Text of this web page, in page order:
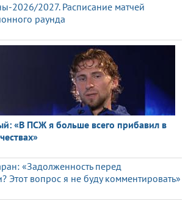
2026/2027. Расписание матчей
раунда
«В ПСЖ я больше всего прибавил в
«Задолженность перед
Этот вопрос я не буду комментировать»